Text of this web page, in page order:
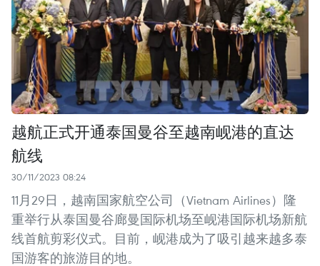
越航正式开通泰国曼谷至越南岘港的直达
航线
30/11/2023 08:24
11月29日，越南国家航空公司（Vietnam Airlines）隆
重举行从泰国曼谷廊曼国际机场至岘港国际机场新航
线首航剪彩仪式。目前，岘港成为了吸引越来越多泰
国游客的旅游目的地。